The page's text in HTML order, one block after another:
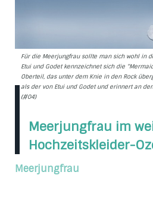
Für die Meerjungfrau sollte man sich wohl in
Etui und Godet kennzeichnet sich die
Oberteil, das unter dem Knie in den Rock
als der von Etui und Godet und erinnert an
(#04)
Meerjungfrau im
Hochzeitskleider-
Meerjungfrau